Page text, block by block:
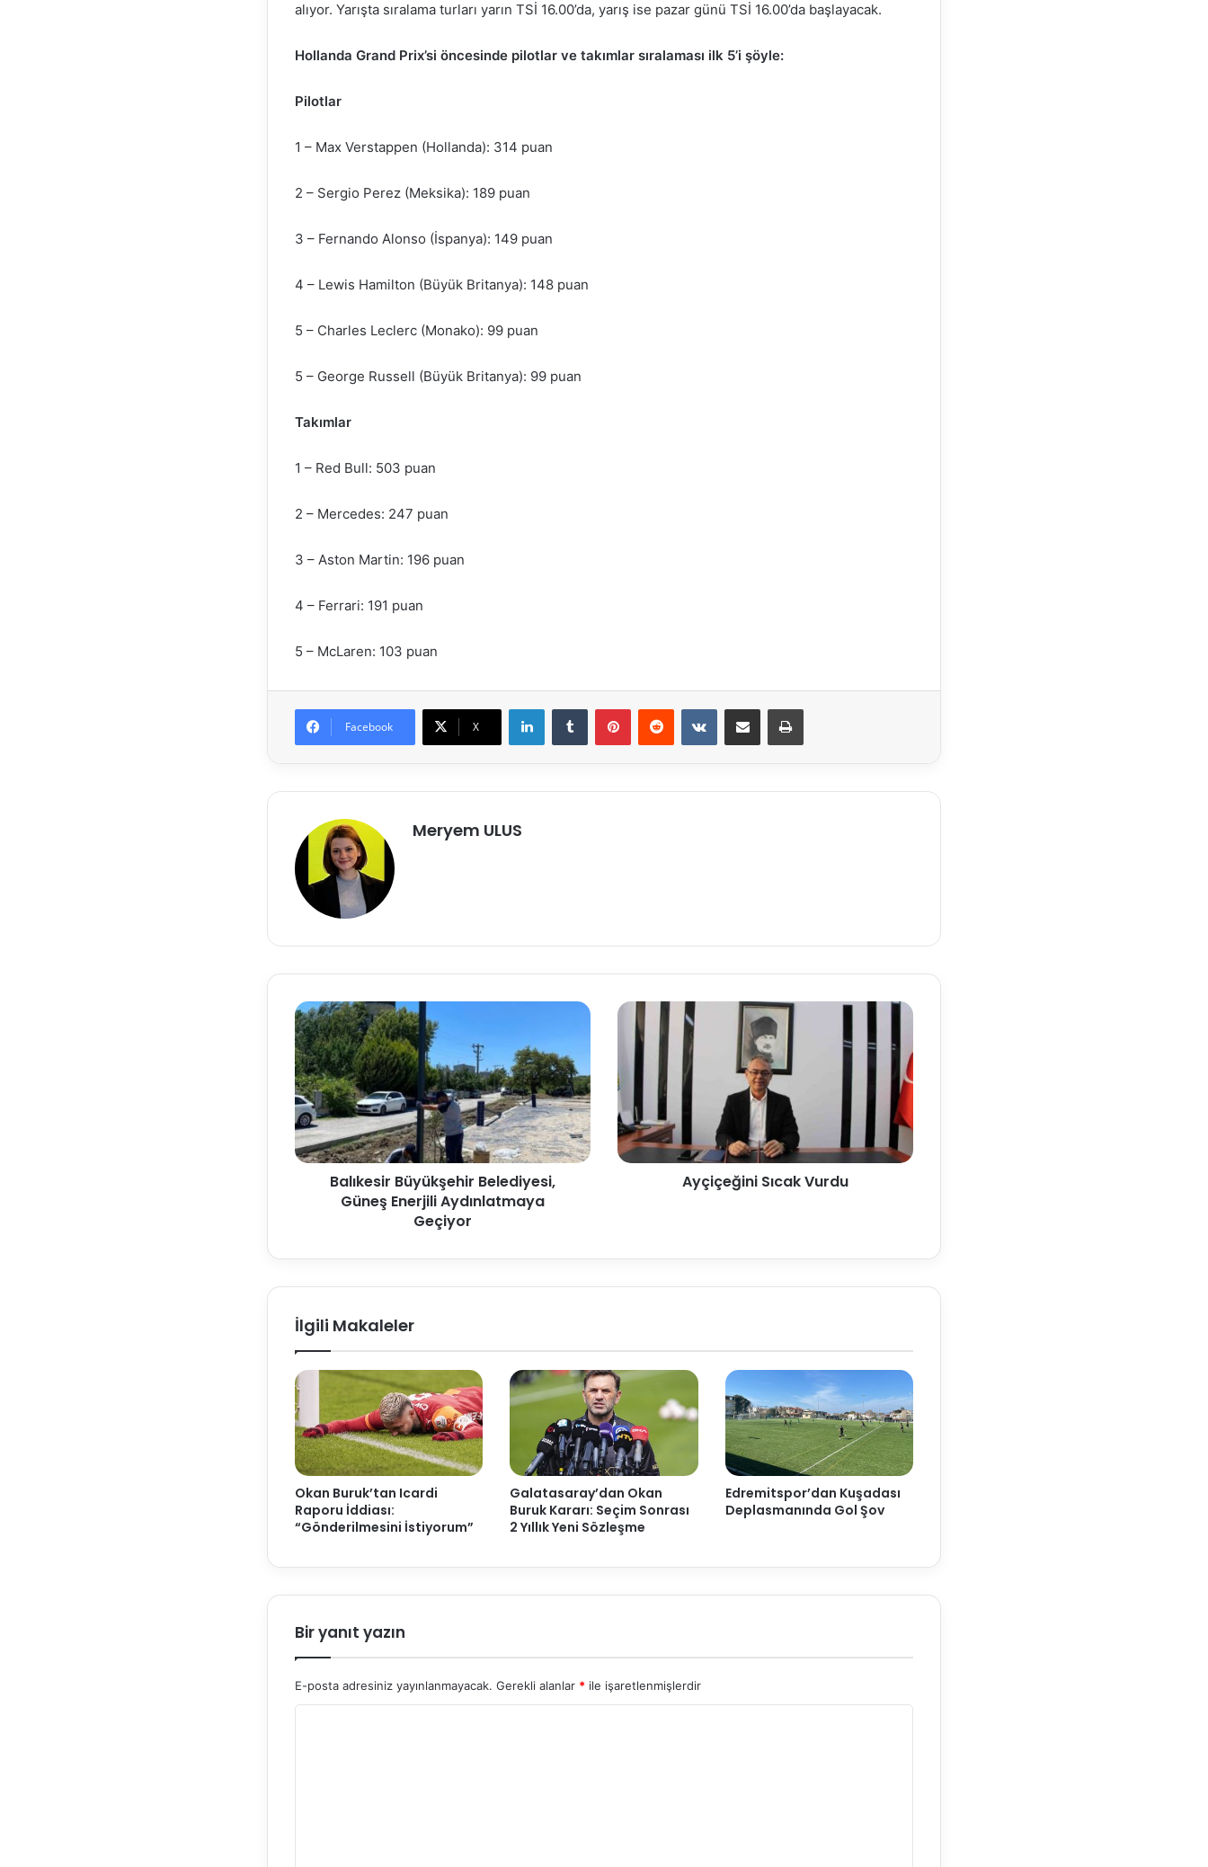
alıyor. Yarışta sıralama turları yarın TSİ 16.00’da, yarış ise pazar günü TSİ 16.00’da başlayacak.
Hollanda Grand Prix’si öncesinde pilotlar ve takımlar sıralaması ilk 5’i şöyle:
Pilotlar
1 – Max Verstappen (Hollanda): 314 puan
2 – Sergio Perez (Meksika): 189 puan
3 – Fernando Alonso (İspanya): 149 puan
4 – Lewis Hamilton (Büyük Britanya): 148 puan
5 – Charles Leclerc (Monako): 99 puan
5 – George Russell (Büyük Britanya): 99 puan
Takımlar
1 – Red Bull: 503 puan
2 – Mercedes: 247 puan
3 – Aston Martin: 196 puan
4 – Ferrari: 191 puan
5 – McLaren: 103 puan
Facebook X
LinkedInTumblr PinterestReddit VKontakteE-Posta ile paylaş Yazdır
Meryem ULUS
Balıkesir Büyükşehir Belediyesi,
Güneş Enerjili Aydınlatmaya
Geçiyor
Ayçiçeğini Sıcak Vurdu
İlgili Makaleler
Okan Buruk’tan Icardi
Raporu İddiası:
“Gönderilmesini İstiyorum”
Galatasaray’dan Okan
Buruk Kararı: Seçim Sonrası
2 Yıllık Yeni Sözleşme
Edremitspor’dan Kuşadası
Deplasmanında Gol Şov
Bir yanıt yazın
E-posta adresiniz yayınlanmayacak. Gerekli alanlar * ile işaretlenmişlerdir